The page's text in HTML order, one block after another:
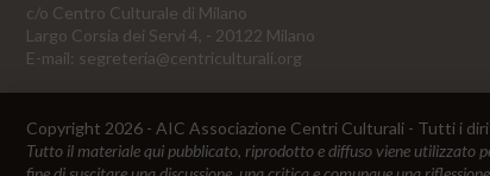
c/o Centro Culturale di Milano
Largo Corsia dei Servi 4, - 20122 Milano
E-mail: segreteria@centriculturali.org
Copyright 2026 - AIC Associazione Centri Culturali - Tutti i
Tutto il materiale qui pubblicato, riprodotto e diffuso viene utilizzato